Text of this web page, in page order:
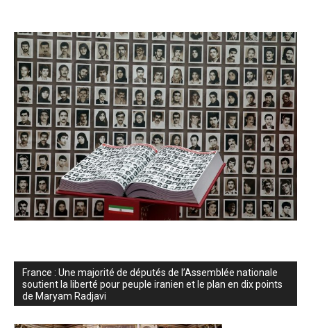
France : Une majorité de députés de l’Assemblée nationale
soutient la liberté pour peuple iranien et le plan en dix points
de Maryam Radjavi